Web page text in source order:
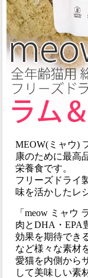
MEOW(ミャウ)
康のために最高
栄養食です。
フリーズドライ
味を活かしたレ
「meow ミャウ
肉とDHA・EPA
効果を期待でき
など様々な素材
愛猫を内側から
して美味しい素